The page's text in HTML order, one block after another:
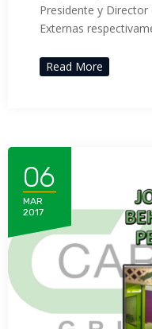
Presidente y Director
Externas
Read More
06
MAR
2017